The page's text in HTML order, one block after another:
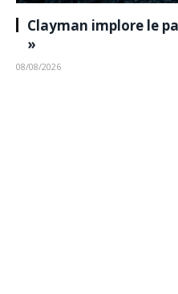
Clayman implore le
»
08/08/2026